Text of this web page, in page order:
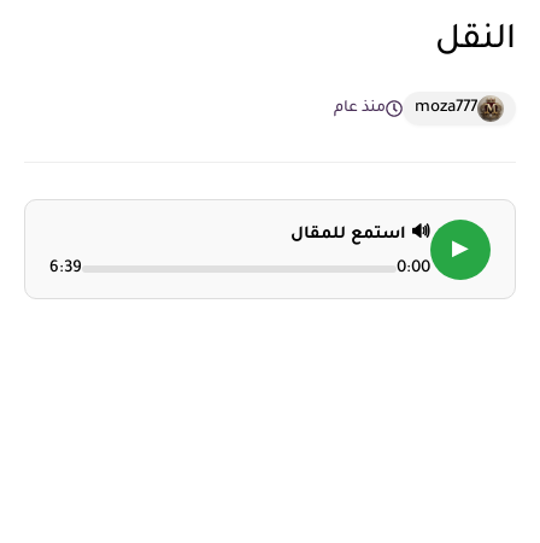
النقل
moza777 منذ عام
▶
🔊 استمع للمقال
0:00
6:39